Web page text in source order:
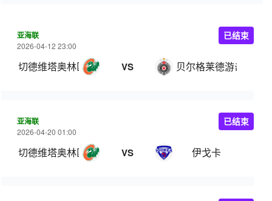
亚海联
2026-04-12 23:00
切德维塔奥林匹亚 VS 贝尔格莱德游击
已结束
亚海联
2026-04-20 01:00
切德维塔奥林匹亚 VS 伊戈卡
已结束